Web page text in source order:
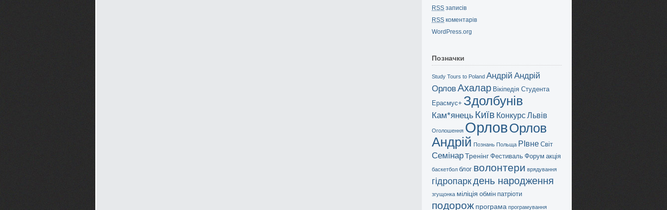
RSS записів
RSS коментарів
WordPress.org
Позначки
Study Tours to Poland Андрій Андрій
ОрловАхалар Вікіпедія Студента
Ерасмус+ Здолбунів
Кам*янець Київ КонкурсЛьвів
Оголошення ОрловОрлов
Андрій Познань Польща РІвне Світ
СемінарТренінг Фестиваль Форум акція
баскетбол блог волонтери врядування
гідропаркдень народження
згущонка міліція обмін патріоти
подорож програма програмування